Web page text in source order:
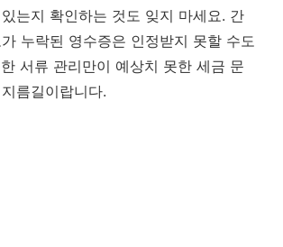
는지 확인하는 것도 잊지 마세요. 간
누락된 영수증은 인정받지 못할 수도
서류 관리만이 예상치 못한 세금 문
름길이랍니다.